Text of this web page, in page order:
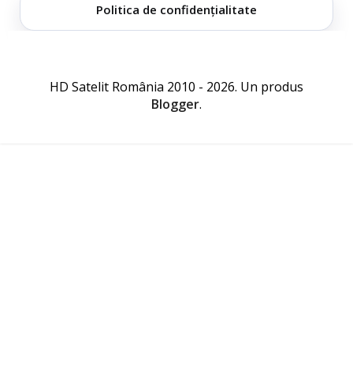
Politica de confidențialitate
HD Satelit România 2010 - 2026. Un produs
Blogger.